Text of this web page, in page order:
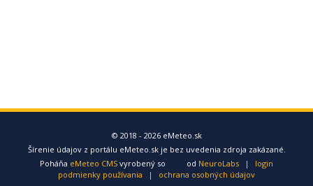
© 2018 - 2026 eMeteo.sk
Šírenie údajov z portálu eMeteo.sk je bez uvedenia zdroja zakázané.
Poháňa eMeteo CMS vyrobený so od NeuroLabs |
login
podmienky používania
| ochrana osobných údajov